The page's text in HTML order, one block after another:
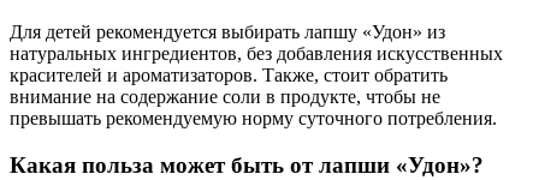
Для детей рекомендуется выбирать лапшу «Удон» из
натуральных ингредиентов, без добавления искусственных
красителей и ароматизаторов. Также, стоит обратить
внимание на содержание соли в продукте, чтобы не
превышать рекомендуемую норму суточного потребления.
Какая польза может быть от лапши «Удон»?